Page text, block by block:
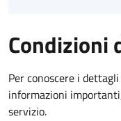
Condizioni
Per conoscere i
informazioni
servizio.